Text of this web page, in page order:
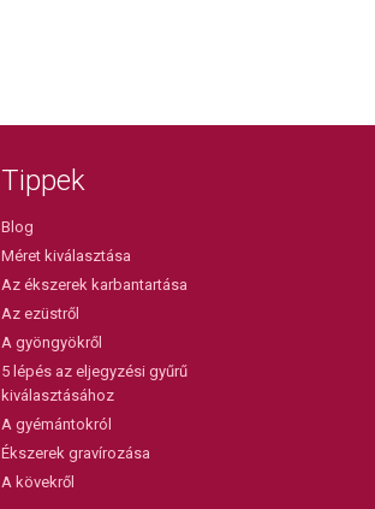
Tippek
Blog
Méret kiválasztása
Az ékszerek karbantartása
Az ezüstről
A gyöngyökről
5 lépés az eljegyzési gyűrű
kiválasztásához
A gyémántokról
Ékszerek gravírozása
A kövekről